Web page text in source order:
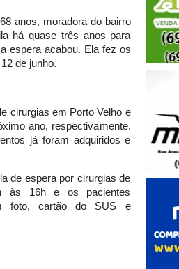
anos, moradora do bairro
há quase três anos para
espera acabou. Ela fez os
de junho.
cirurgias em Porto Velho e
ano, respectivamente.
já foram adquiridos e
de espera por cirurgias de
às 16h e os pacientes
foto, cartão do SUS e